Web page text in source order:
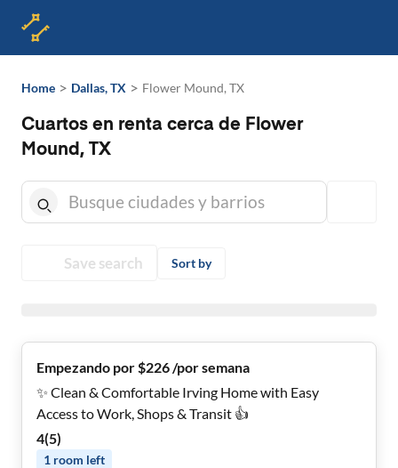
Home > Dallas, TX > Flower Mound, TX
Cuartos en renta cerca de Flower
Mound, TX
Save search Sort by
Empezando por $226 /por semana
✨ Clean & Comfortable Irving Home with Easy
Access to Work, Shops & Transit 👍
4(5)
1 room left